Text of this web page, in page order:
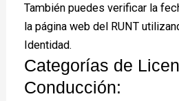
También puedes verificar la
la página web del RUNT
Identidad.
Categorías de
Conducción: